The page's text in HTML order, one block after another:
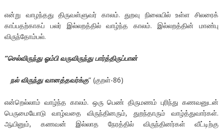
என்று வாழந்தது திருவள்ளுவர் காலம். துறவு நிலையில் உள்ள சிலரைக்
காப்பதற்காகப் பலர் இல்லறத்தில் வாழ்ந்த காலம். இல்லறத்தின் மாண்பு
விருந்தோம்பல்.
“செல்விருந்து ஓம்பி வருவிருந்து பார்த்திருப்பான்
நல் விருந்து வானத்தவர்க்கு” (குறள்-86)
என்றெல்லாம் வாழ்ந்த காலம். ஒரு பெண் திருமணம் புரிந்து கணவனுடன்
பெருமையோடு வாழ்வதை விருந்தினரும், துறந்தாரும் வாழ்த்துவார்கள்.
ஆயினும், கணவன் இல்லாத நேரத்தில் விருந்தினர்கள் வீட்டிற்கு